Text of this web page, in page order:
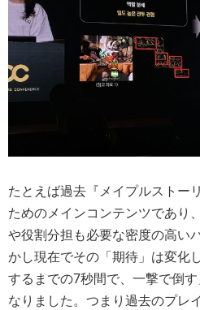
たとえば過去『メイプルストー
ためのメインコンテンツであり
や役割分担も必要な密度の高い
かし現在でその「期待」は変化
するまでの7秒間で、一撃で倒
なりました。つまり過去のプレ